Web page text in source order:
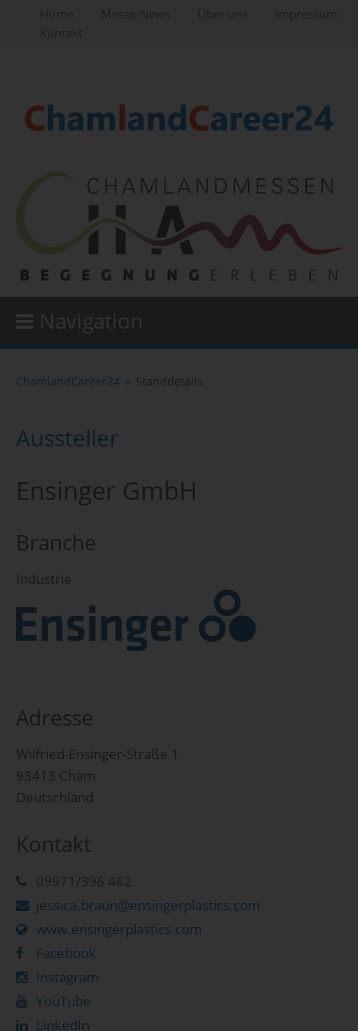
Navigation
ChamlandCareer24 Standdetails
Aussteller
Ensinger GmbH
Branche
Industrie
Adresse
Wilfried-Ensinger-Straße 1
93413 Cham
Deutschland
Kontakt
09971/396 462
jessica.braun@ensingerplastics.com
www.ensingerplastics.com
Facebook
Instagram
YouTube
LinkedIn